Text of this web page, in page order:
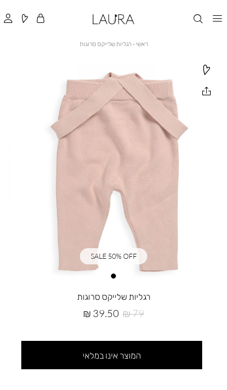
ראשי ראשי
רגליות שלייקס סרוגות
רגליות שלייקס סרוגות
מחיר
39.50 ₪ מחיר
79 ₪
המוצר אינו במלאי
SALE 50% OFF